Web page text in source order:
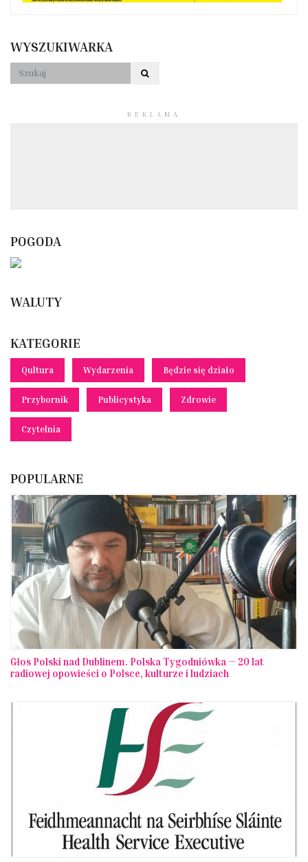
WYSZUKIWARKA
REKLAMA
POGODA
WALUTY
KATEGORIE
Qultura Wydarzenia Będzie się działo
Przybornik Publicystyka Zdrowie
Czytelnia
POPULARNE
Głos Polski nad Dublinem. Polska Tygodniówka — 20 lat
radiowej opowieści o Polsce, kulturze i ludziach